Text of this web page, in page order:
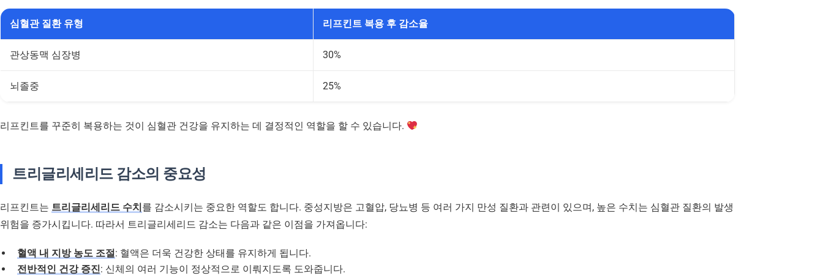
심혈관 질환 유형 리프킨트 복용 후 감소율
관상동맥 심장병 30%
뇌졸중 25%
리프킨트를 꾸준히 복용하는 것이 심혈관 건강을 유지하는 데 결정적인 역할을 할 수 있습니다.
트리글리세리드 감소의 중요성
리프킨트는 트리글리세리드 수치 를 감소시키는 중요한 역할도 합니다. 중성지방은 고혈압, 당뇨병 등 여러 가지 만성 질환과 관련이 있으며, 높은 수치는 심혈관 질환의 발생
위험을 증가시킵니다. 따라서 트리글리세리드 감소는 다음과 같은 이점을 가져옵니다:
혈액 내 지방 농도 조절: 혈액은 더욱 건강한 상태를 유지하게 됩니다.
전반적인 건강 증진: 신체의 여러 기능이 정상적으로 이뤄지도록 도와줍니다.